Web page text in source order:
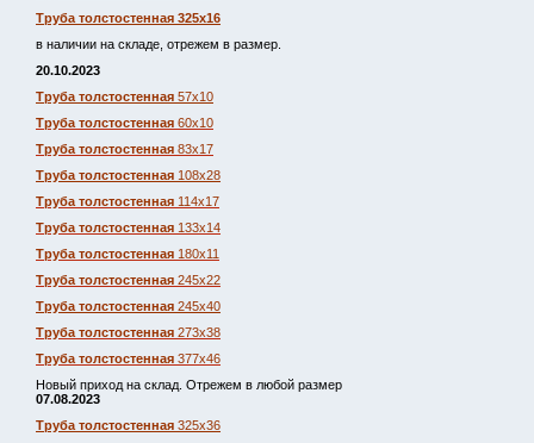
Труба толстостенная 325х16
в наличии на складе, отрежем в размер.
20.10.2023
Труба толстостенная 57х10
Труба толстостенная 60х10
Труба толстостенная 83х17
Труба толстостенная 108х28
Труба толстостенная 114х17
Труба толстостенная 133х14
Труба толстостенная 180х11
Труба толстостенная 245х22
Труба толстостенная 245х40
Труба толстостенная 273х38
Труба толстостенная 377х46
Новый приход на склад. Отрежем в любой размер
07.08.2023
Труба толстостенная 325х36